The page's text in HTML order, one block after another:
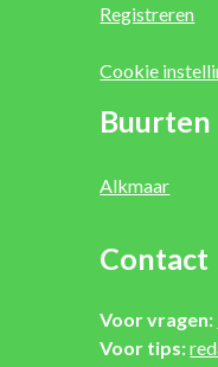
Registreren
Cookie
Buurten
Alkmaar
Contact
Voor vragen:
Voor tips: